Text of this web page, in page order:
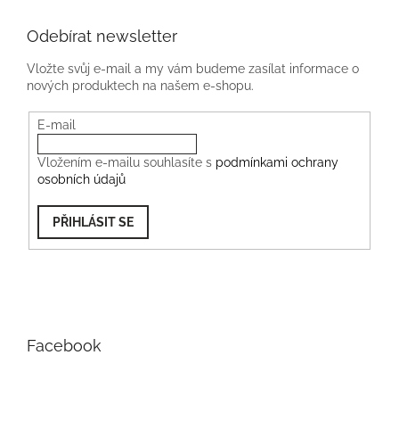
Odebírat newsletter
Vložte svůj e-mail a my vám budeme zasílat informace o
nových produktech na našem e-shopu.
E-mail
Vložením e-mailu souhlasíte s podmínkami ochrany
osobních údajů
PŘIHLÁSIT SE
Facebook